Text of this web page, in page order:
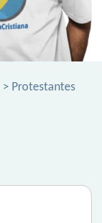
> Protestantes